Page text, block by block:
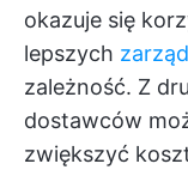
okazuje się
lepszych
zależność. Z
dostawców
zwiększyć